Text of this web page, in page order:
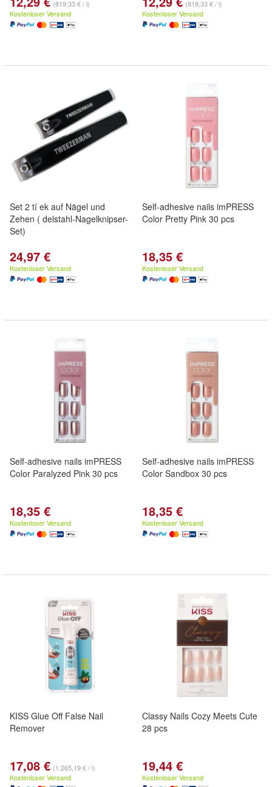
(819,33 € / l)
Kostenloser Versand
(819,33 € / l)
Kostenloser Versand
Set 2 tí ek auf Nägel und
Zehen ( delstahl-Nagelknipser-
Set)
24,97 €
Kostenloser Versand
Self-adhesive nails imPRESS
Color Pretty Pink 30 pcs
18,35 €
Kostenloser Versand
Self-adhesive nails imPRESS
Color Paralyzed Pink 30 pcs
18,35 €
Kostenloser Versand
Self-adhesive nails imPRESS
Color Sandbox 30 pcs
18,35 €
Kostenloser Versand
KISS Glue Off False Nail
Remover
17,08 € (1.265,19 € / l)
Kostenloser Versand
Classy Nails Cozy Meets Cute
28 pcs
19,44 €
Kostenloser Versand